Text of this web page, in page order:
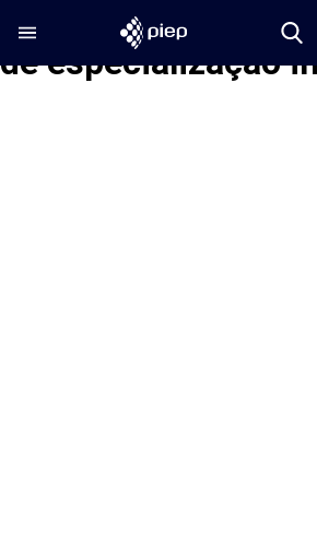
Etiqueta:
de especialização